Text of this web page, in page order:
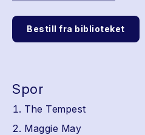
Bestill fra biblioteket
Spor
The Tempest
Maggie May